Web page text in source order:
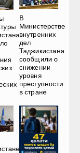
В
Министерстве
внутренних
дел
Таджикистана
сообщили о
снижении
уровня
преступности
в стране